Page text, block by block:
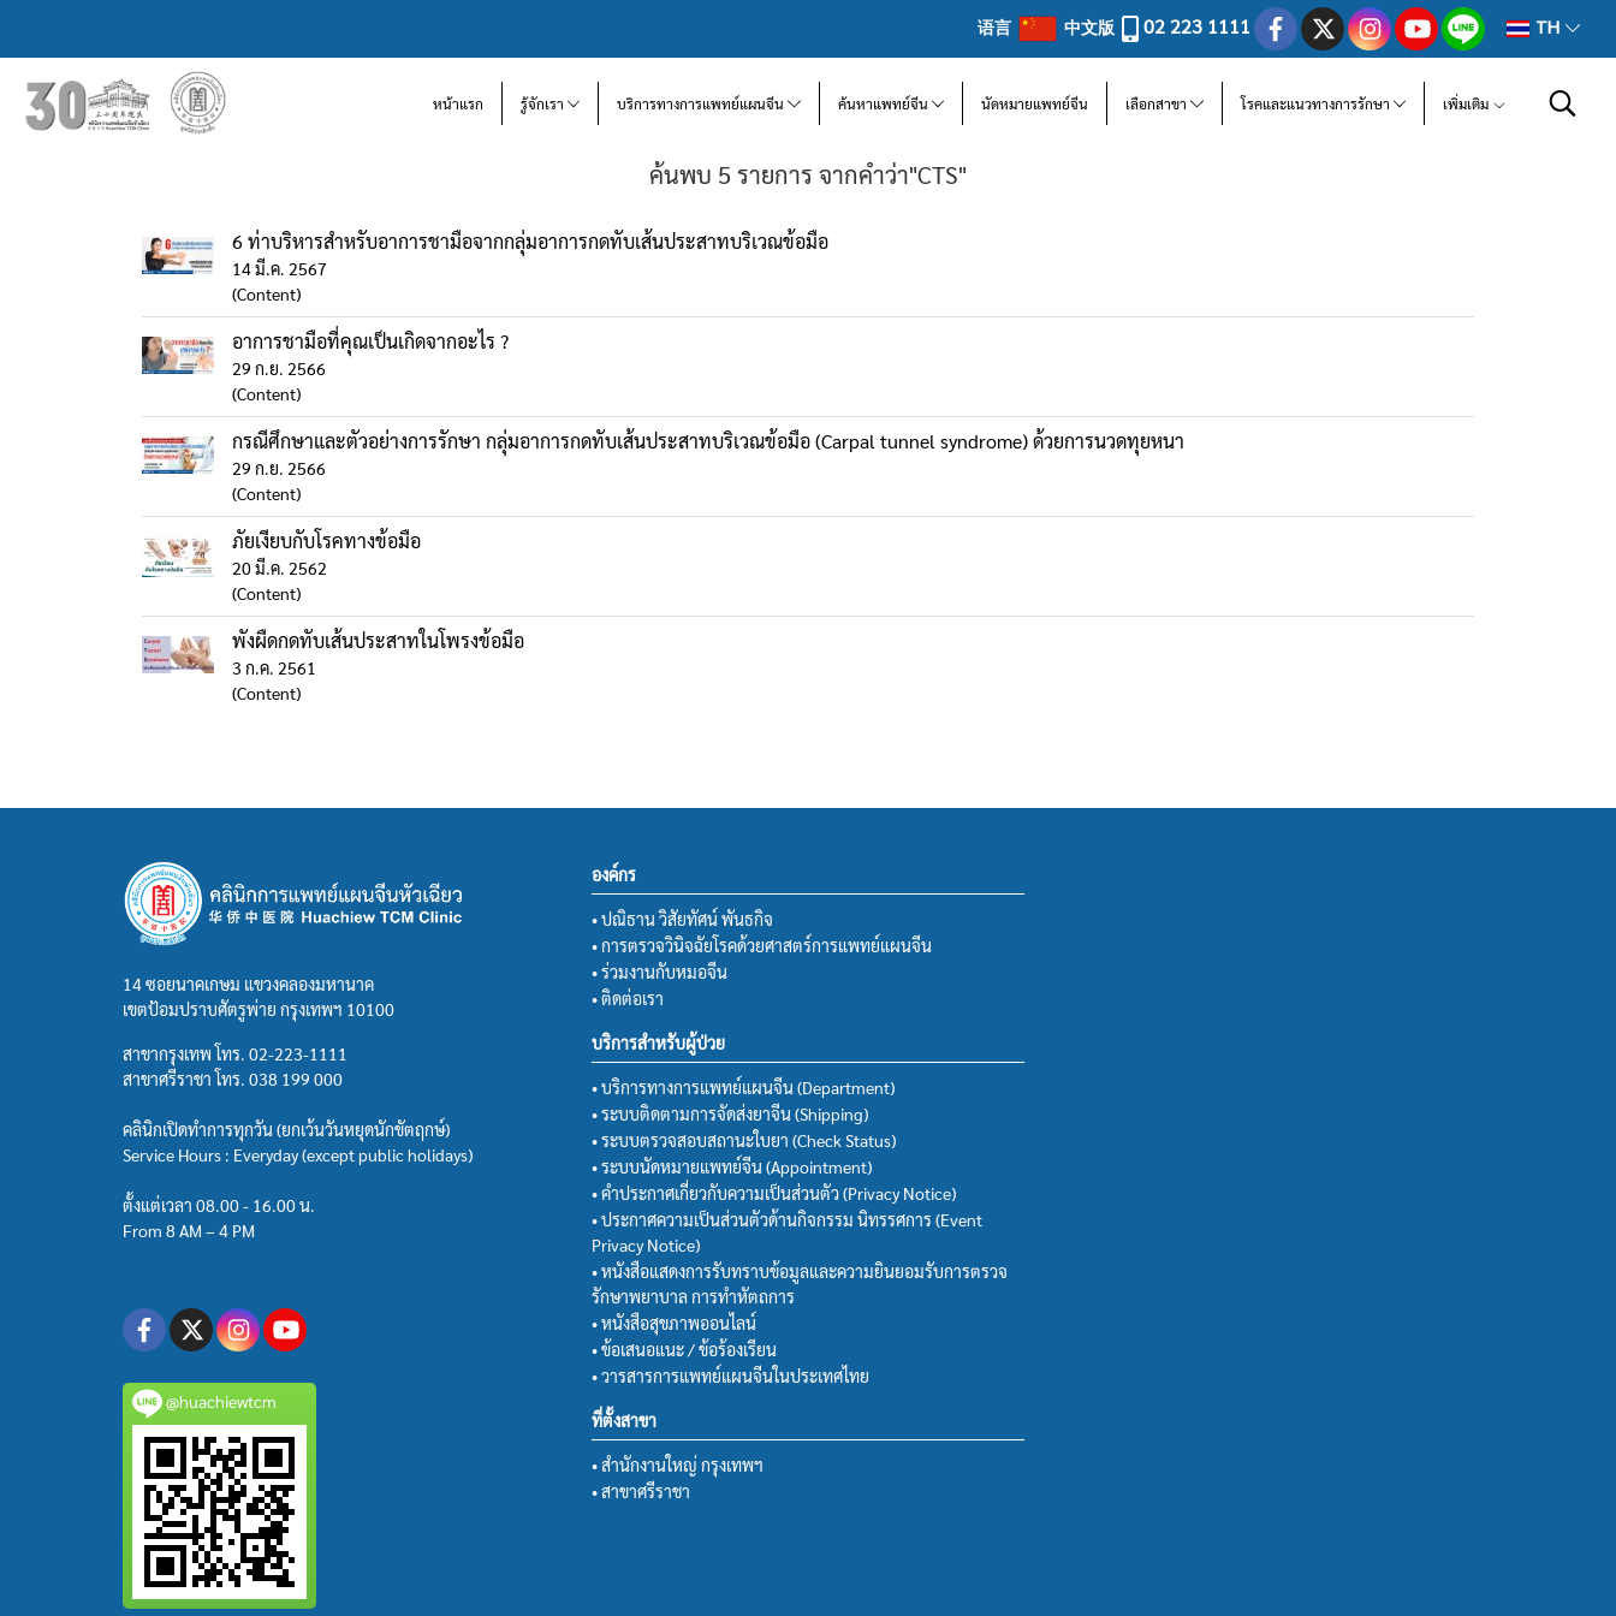
语言 中文版 02 223 1111 TH
หน้าแรก รู้จักเรา บริการทางการแพทย์แผนจีน ค้นหาแพทย์จีน นัดหมายแพทย์จีน เลือกสาขา โรคและแนวทางการรักษา เพิ่มเติม
ค้นพบ 5 รายการ จากคำว่า"CTS"
6 ท่าบริหารสำหรับอาการชามือจากกลุ่มอาการกดทับเส้นประสาทบริเวณข้อมือ
14 มี.ค. 2567
(Content)
อาการชามือที่คุณเป็นเกิดจากอะไร ?
29 ก.ย. 2566
(Content)
กรณีศึกษาและตัวอย่างการรักษา กลุ่มอาการกดทับเส้นประสาทบริเวณข้อมือ (Carpal tunnel syndrome) ด้วยการนวดทุยหนา
29 ก.ย. 2566
(Content)
ภัยเงียบกับโรคทางข้อมือ
20 มี.ค. 2562
(Content)
พังผืดกดทับเส้นประสาทในโพรงข้อมือ
3 ก.ค. 2561
(Content)
14 ซอยนาคเกษม แขวงคลองมหานาค
เขตป้อมปราบศัตรูพ่าย กรุงเทพฯ 10100
สาขากรุงเทพ โทร. 02-223-1111
สาขาศรีราชา โทร. 038 199 000
คลินิกเปิดทำการทุกวัน (ยกเว้นวันหยุดนักขัตฤกษ์)
Service Hours : Everyday (except public holidays)
ตั้งแต่เวลา 08.00 - 16.00 น.
From 8 AM – 4 PM
@huachiewtcm
องค์กร
• ปณิธาน วิสัยทัศน์ พันธกิจ
• การตรวจวินิจฉัยโรคด้วยศาสตร์การแพทย์แผนจีน
• ร่วมงานกับหมอจีน
• ติดต่อเรา
บริการสำหรับผู้ป่วย
• บริการทางการแพทย์แผนจีน (Department)
• ระบบติดตามการจัดส่งยาจีน (Shipping)
• ระบบตรวจสอบสถานะใบยา (Check Status)
• ระบบนัดหมายแพทย์จีน (Appointment)
• คำประกาศเกี่ยวกับความเป็นส่วนตัว (Privacy Notice)
• ประกาศความเป็นส่วนตัวด้านกิจกรรม นิทรรศการ (Event
Privacy Notice)
• หนังสือแสดงการรับทราบข้อมูลและความยินยอมรับการตรวจ
รักษาพยาบาล การทำหัตถการ
• หนังสือสุขภาพออนไลน์
• ข้อเสนอแนะ / ข้อร้องเรียน
• วารสารการแพทย์แผนจีนในประเทศไทย
ที่ตั้งสาขา
• สำนักงานใหญ่ กรุงเทพฯ
• สาขาศรีราชา